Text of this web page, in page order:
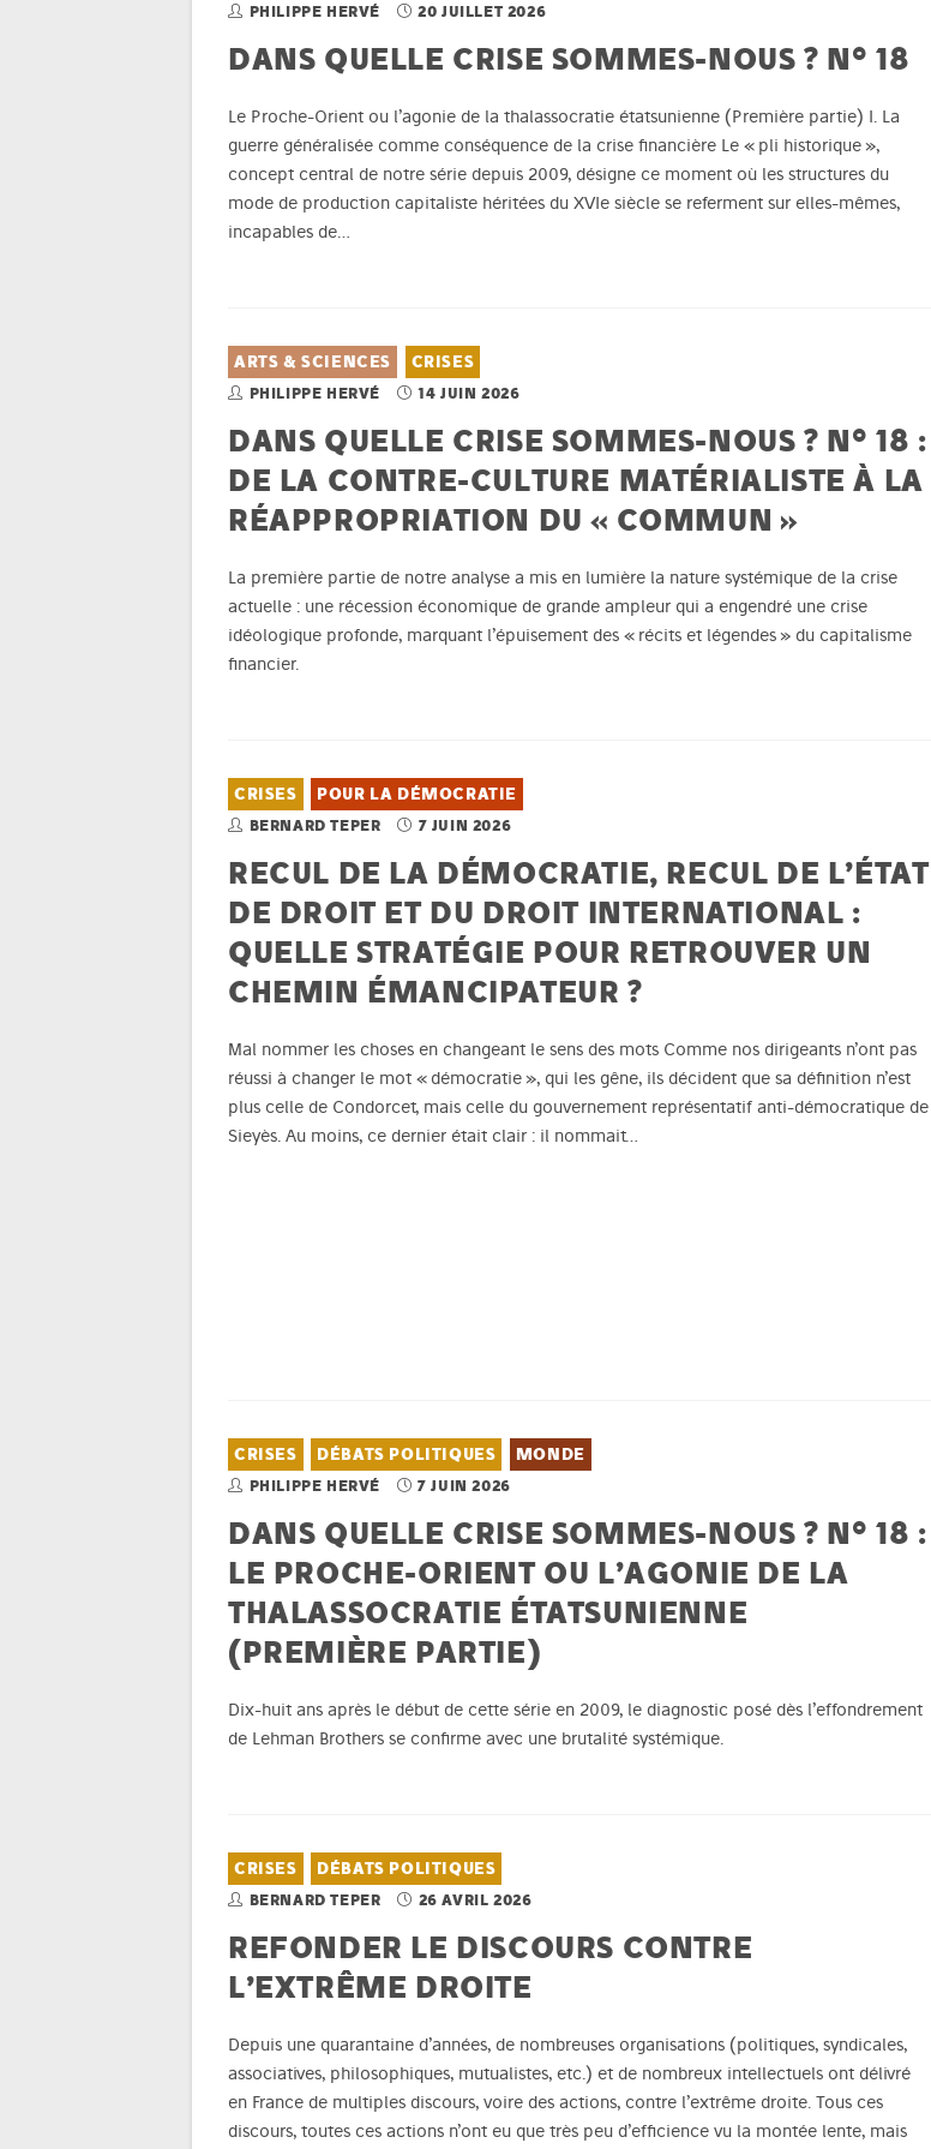
PHILIPPE HERVÉ 20 JUILLET 2026
DANS QUELLE CRISE SOMMES-NOUS ? N° 18
Le Proche-Orient ou l’agonie de la thalassocratie étatsunienne (Première partie) I. La
guerre généralisée comme conséquence de la crise financière Le « pli historique »,
concept central de notre série depuis 2009, désigne ce moment où les structures du
mode de production capitaliste héritées du XVIe siècle se referment sur elles-mêmes,
incapables de…
ARTS & SCIENCES CRISES
PHILIPPE HERVÉ 14 JUIN 2026
DANS QUELLE CRISE SOMMES-NOUS ? N° 18 :
DE LA CONTRE-CULTURE MATÉRIALISTE À LA
RÉAPPROPRIATION DU « COMMUN »
La première partie de notre analyse a mis en lumière la nature systémique de la crise
actuelle : une récession économique de grande ampleur qui a engendré une crise
idéologique profonde, marquant l’épuisement des « récits et légendes » du capitalisme
financier.
CRISES POUR LA DÉMOCRATIE
BERNARD TEPER 7 JUIN 2026
RECUL DE LA DÉMOCRATIE, RECUL DE L’ÉTAT
DE DROIT ET DU DROIT INTERNATIONAL :
QUELLE STRATÉGIE POUR RETROUVER UN
CHEMIN ÉMANCIPATEUR ?
Mal nommer les choses en changeant le sens des mots Comme nos dirigeants n’ont pas
réussi à changer le mot « démocratie », qui les gêne, ils décident que sa définition n’est
plus celle de Condorcet, mais celle du gouvernement représentatif anti-démocratique de
Sieyès. Au moins, ce dernier était clair : il nommait…
CRISES DÉBATS POLITIQUES MONDE
PHILIPPE HERVÉ 7 JUIN 2026
DANS QUELLE CRISE SOMMES-NOUS ? N° 18 :
LE PROCHE-ORIENT OU L’AGONIE DE LA
THALASSOCRATIE ÉTATSUNIENNE
(PREMIÈRE PARTIE)
Dix-huit ans après le début de cette série en 2009, le diagnostic posé dès l’effondrement
de Lehman Brothers se confirme avec une brutalité systémique.
CRISES DÉBATS POLITIQUES
BERNARD TEPER 26 AVRIL 2026
REFONDER LE DISCOURS CONTRE
L’EXTRÊME DROITE
Depuis une quarantaine d’années, de nombreuses organisations (politiques, syndicales,
associatives, philosophiques, mutualistes, etc.) et de nombreux intellectuels ont délivré
en France de multiples discours, voire des actions, contre l’extrême droite. Tous ces
discours, toutes ces actions n’ont eu que très peu d’efficience vu la montée lente, mais